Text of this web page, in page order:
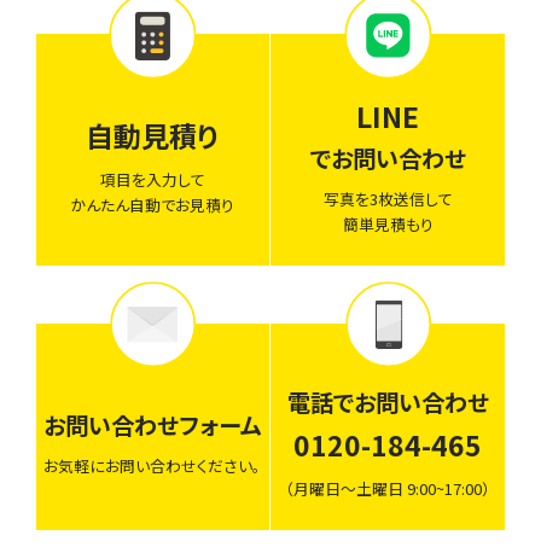
自動見積り
項目を入力して
かんたん自動でお見積り
LINE
でお問い合わせ
写真を3枚送信して
簡単見積もり
お問い合わせフォーム
お気軽にお問い合わせください。
電話でお問い合わせ
0120-184-465
（月曜日〜土曜日 9:00~17:00）